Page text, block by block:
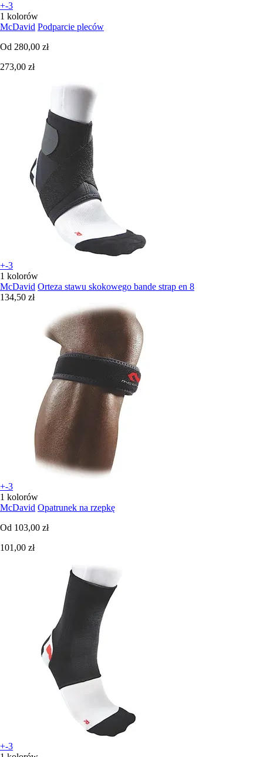
+-3
1 kolorów
McDavid Podparcie pleców
Od 280,00 zł
273,00 zł
+-3
1 kolorów
McDavid Orteza stawu skokowego bande strap en 8
134,50 zł
+-3
1 kolorów
McDavid Opatrunek na rzepkę
Od 103,00 zł
101,00 zł
+-3